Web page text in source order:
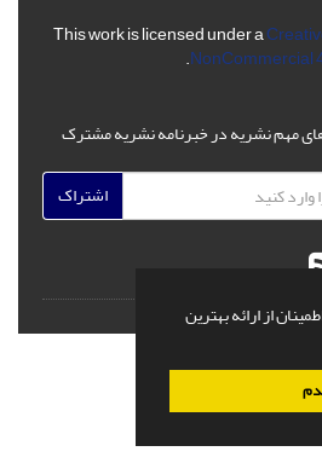
از ارائه بهترین
This work is licensed under a
NonCommercial
.
های مهم نشریه در خبرنامه نشریه مشترک
اشتراک
قدرت گرفته ازسیناوب